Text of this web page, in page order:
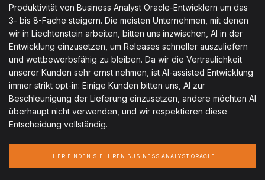
Produktivität von Business Analyst Oracle-Entwicklern um das
3- bis 8-Fache steigern. Die meisten Unternehmen, mit denen
wir in Liechtenstein arbeiten, bitten uns inzwischen, AI in der
Entwicklung einzusetzen, um Releases schneller auszuliefern
und wettbewerbsfähig zu bleiben. Da wir die Vertraulichkeit
unserer Kunden sehr ernst nehmen, ist AI-assisted Entwicklung
immer strikt opt-in: Einige Kunden bitten uns, AI zur
Beschleunigung der Lieferung einzusetzen, andere möchten AI
überhaupt nicht verwenden, und wir respektieren diese
Entscheidung vollständig.
HIER FINDEN SIE IHREN BUSINESS ANALYST ORACLE